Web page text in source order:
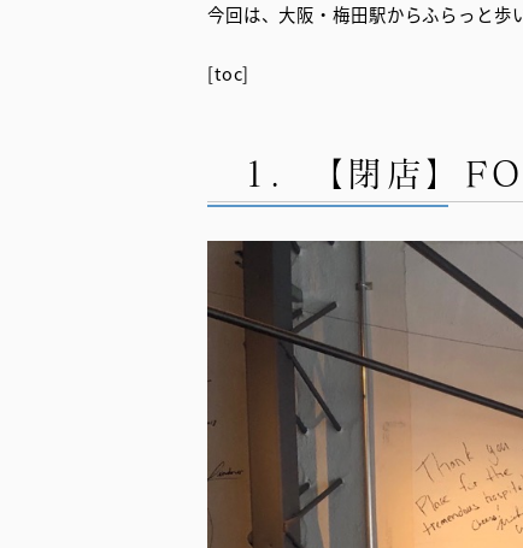
今回は、大阪・梅田駅からふらっと歩
[toc]
1．【閉店】